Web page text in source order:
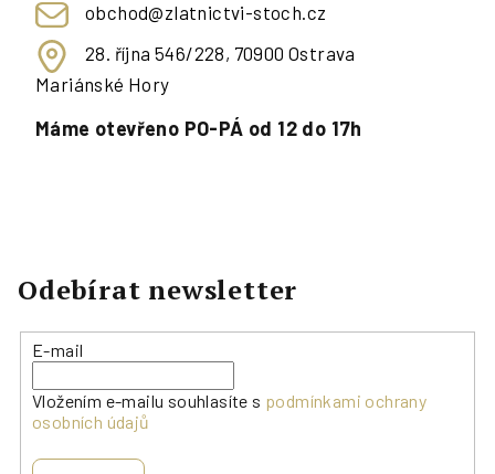
obchod@zlatnictvi-stoch.cz
28. října 546/228, 70900 Ostrava
Mariánské Hory
Máme otevřeno PO-PÁ od 12 do 17h
Odebírat newsletter
E-mail
Vložením e-mailu souhlasíte s podmínkami ochrany
osobních údajů